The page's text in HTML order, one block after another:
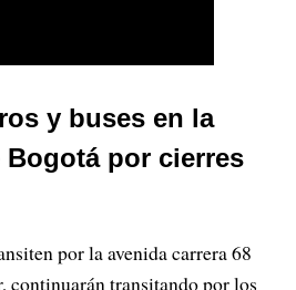
y
i
y buses en la
Bogotá por cierres
por la avenida carrera 68
continuarán transitando por los